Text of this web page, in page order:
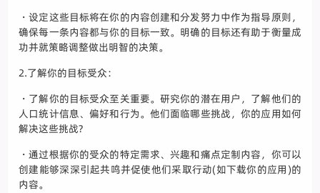
・设定这些目标将在你的内容创建和分发努力中作为指导原则，
确保每一条内容都与你的目标一致。明确的目标还有助于衡量成
功并就策略调整做出明智的决策。
2.了解你的目标受众：
・了解你的目标受众至关重要。研究你的潜在用户，了解他们的
人口统计信息、偏好和行为。他们面临哪些挑战，你的应用如何
解决这些挑战?
・通过根据你的受众的特定需求、兴趣和痛点定制内容，你可以
创建能够深深引起共鸣并促使他们采取行动(如下载你的应用)的
内容。